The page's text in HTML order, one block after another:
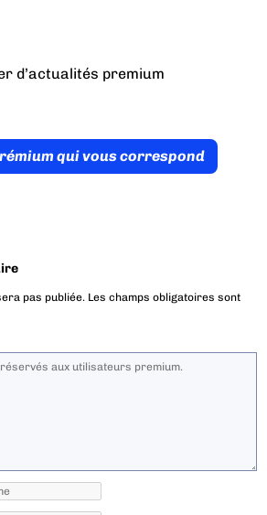
d’actualités premium
qui vous correspond
pas publiée. Les champs obligatoires sont